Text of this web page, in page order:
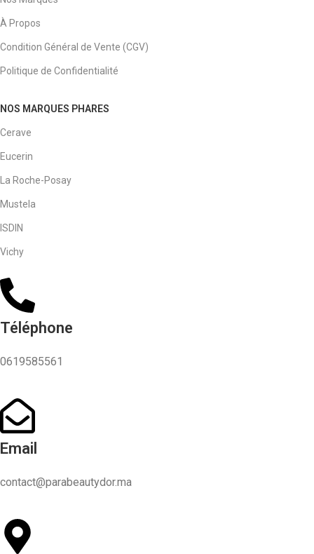
À Propos
Condition Général de Vente (CGV)
Politique de Confidentialité
NOS MARQUES PHARES
Cerave
Eucerin
La Roche-Posay
Mustela
ISDIN
Vichy
Téléphone
0619585561
Email
contact@parabeautydor.ma